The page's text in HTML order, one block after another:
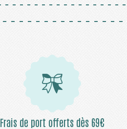
Frais de port offerts dès 69€